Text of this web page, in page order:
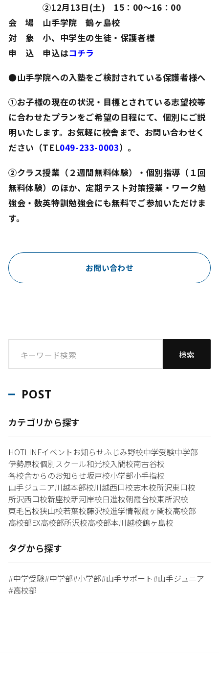
②12月13日(土) 15：00～16：00
会 場 山手学院 鶴ヶ島校
対 象 小、中学生の生徒・保護者様
申 込 申込はコチラ
●山手学院への入塾をご検討されている保護者様へ
①お子様の現在の状況・目標とされている志望校等
に合わせたプランをご希望の日程にて、個別にご説
明いたします。お気軽に校舎まで、お問い合わせく
ださい（TEL049-233-0003）。
②クラス授業（２週間無料体験）・個別指導（１回
無料体験）のほか、定期テスト対策授業・ワーク勉
強会・数英特訓勉強会にも無料でご参加いただけま
す。
お問い合わせ
POST
カテゴリから探す
HOTLINEイベントお知らせふじみ野校中学受験中学部
伊勢原校個別スクール和光校入間校南古谷校
各校舎からのお知らせ坂戸校小学部小手指校
山手ジュニア川越本部校川越西口校志木校所沢東口校
所沢西口校新座校新河岸校日進校朝霞台校東所沢校
東毛呂校狭山校若葉校藤沢校進学情報霞ヶ関校高校部
高校部EX高校部所沢校高校部本川越校鶴ヶ島校
タグから探す
#中学受験#中学部#小学部#山手サポート#山手ジュニア
#高校部